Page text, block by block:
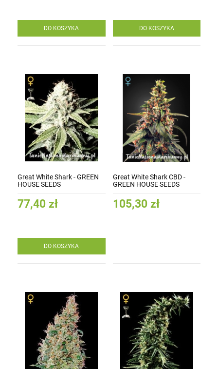
DO KOSZYKA DO KOSZYKA
Great White Shark - GREEN
HOUSE SEEDS
77,40 zł
DO KOSZYKA
Great White Shark CBD -
GREEN HOUSE SEEDS
105,30 zł